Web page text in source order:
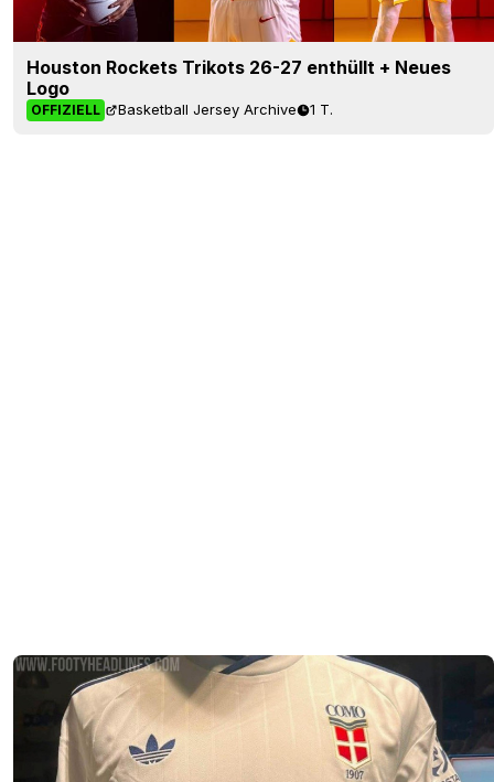
Houston Rockets Trikots 26-27 enthüllt + Neues
Logo
OFFIZIELL Basketball Jersey Archive 1 T.